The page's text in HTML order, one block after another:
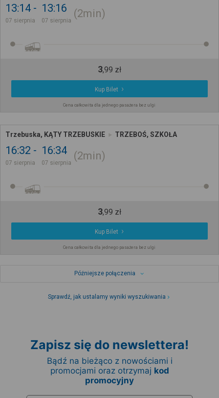
13:14
07 sierpnia
13:16
07 sierpnia
2min
3,99 zł
Kup Bilet
Cena całkowita dla jednego pasażera bez ulgi
Trzebuska, KĄTY TRZEBUSKIE TRZEBOŚ, SZKOŁA
16:32
07 sierpnia
16:34
07 sierpnia
2min
3,99 zł
Kup Bilet
Cena całkowita dla jednego pasażera bez ulgi
Późniejsze połączenia
Sprawdź, jak ustalamy wyniki wyszukiwania
Zapisz się do newslettera!
Bądź na bieżąco z nowościami i
promocjami oraz otrzymaj kod
promocyjny